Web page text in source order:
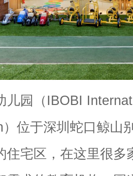
儿园（IBOBI
）位于深圳蛇口鲸山
住宅区，在这里很多